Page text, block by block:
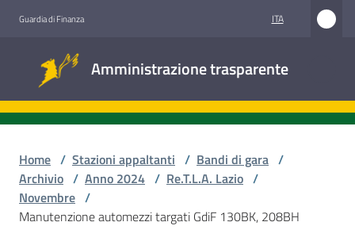
Guardia di Finanza ITA
Amministrazione trasparente
trasparente
Accesso
Home / Stazioni appaltanti / Bandi di gara /
Archivio / Anno 2024 / Re.T.L.A. Lazio /
Novembre /
Manutenzione automezzi targati GdiF 130BK, 208BH